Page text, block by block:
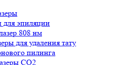
для эпиляции
808 нм
для удаления тату
пилинга
CO2